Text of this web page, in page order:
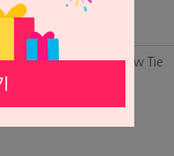
니트 나비 넥타이 / Bow Tie